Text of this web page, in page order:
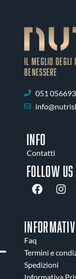
IL MEGLIO
BENESSERE
051
INFO
Contatti
Follow us
Faq
Termini e
Spedizioni
Informativa